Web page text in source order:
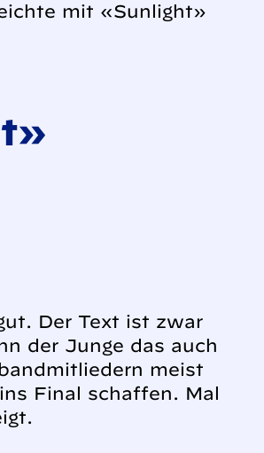
mit «Sunlight»
Der Text ist zwar
der Junge das auch
meist
Final schaffen. Mal